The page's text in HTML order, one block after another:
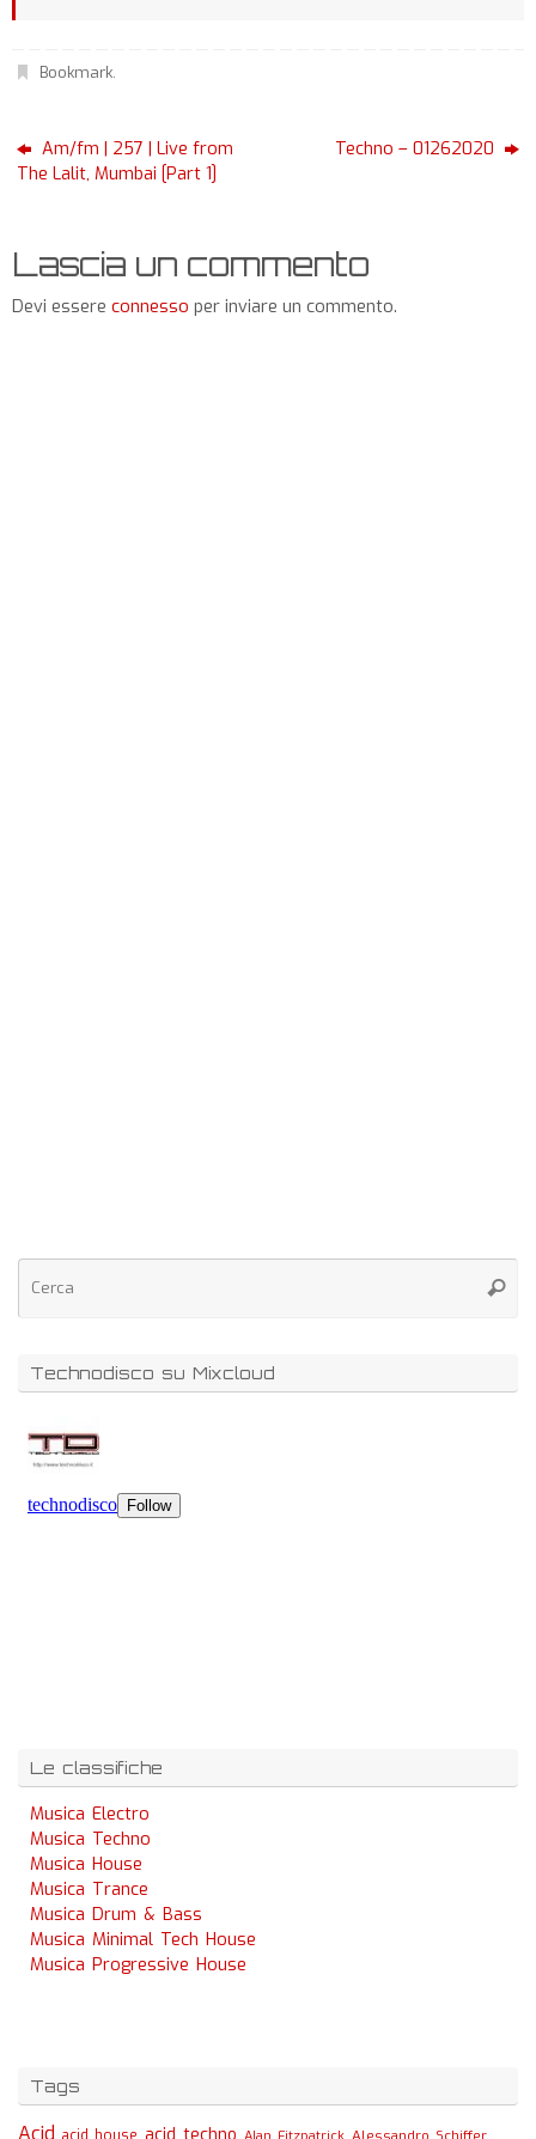
Bookmark.
Am/fm | 257 | Live from
The Lalit, Mumbai [Part 1]
Techno – 01262020
Lascia un commento
Devi essere connesso per inviare un commento.
Technodisco su Mixcloud
Le classifiche
Musica Electro
Musica Techno
Musica House
Musica Trance
Musica Drum & Bass
Musica Minimal Tech House
Musica Progressive House
Tags
Acid